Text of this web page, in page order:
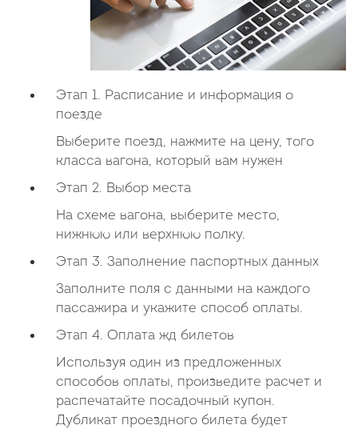
Этап 1. Расписание и информация о
поезде
Выберите поезд, нажмите на цену, того
класса вагона, который вам нужен
Этап 2. Выбор места
На схеме вагона, выберите место,
нижнюю или верхнюю полку.
Этап 3. Заполнение паспортных данных
Заполните поля с данными на каждого
пассажира и укажите способ оплаты.
Этап 4. Оплата жд билетов
Используя один из предложенных
способов оплаты, произведите расчет и
распечатайте посадочный купон.
Дубликат проездного билета будет